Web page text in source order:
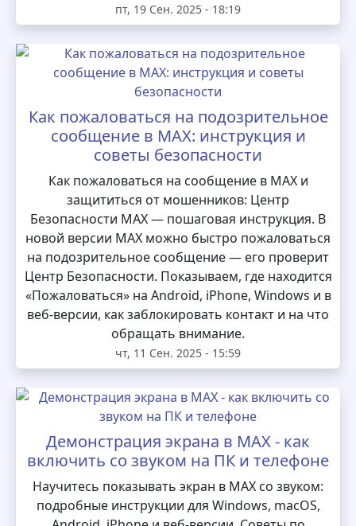
пт, 19 Сен. 2025 - 18:19
Как пожаловаться на подозрительное
сообщение в MAX: инструкция и
советы безопасности
Как пожаловаться на сообщение в MAX и
защититься от мошенников: Центр
Безопасности MAX — пошаговая инструкция. В
новой версии MAX можно быстро пожаловаться
на подозрительное сообщение — его проверит
Центр Безопасности. Показываем, где находится
«Пожаловаться» на Android, iPhone, Windows и в
веб-версии, как заблокировать контакт и на что
обращать внимание.
чт, 11 Сен. 2025 - 15:59
Демонстрация экрана в MAX - как
включить со звуком на ПК и телефоне
Научитесь показывать экран в MAX со звуком:
подробные инструкции для Windows, macOS,